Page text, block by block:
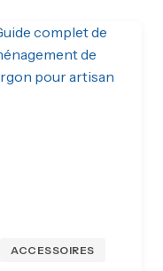
ACCESSOIRES